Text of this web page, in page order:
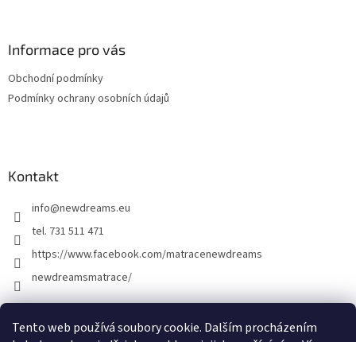
Tento web používá soubory cookie. Dalším procházením
Informace pro vás
Obchodní podmínky
Podmínky ochrany osobních údajů
Kontakt
info@newdreams.eu
tel. 731 511 471
https://www.facebook.com/matracenewdreams
newdreamsmatrace/